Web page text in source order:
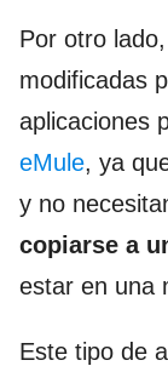
Por otro
modificadas
aplicaciones
eMule, ya
y no
copiarse a
estar en una
Este tipo de